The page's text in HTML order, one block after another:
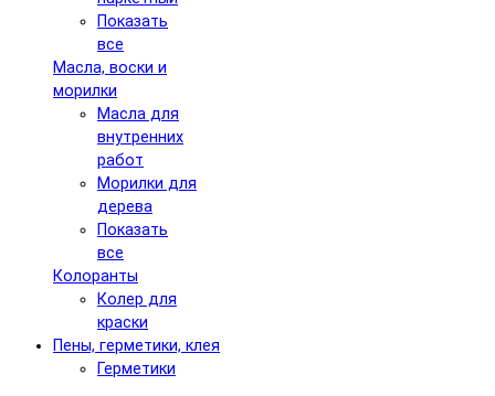
Показать
все
Масла, воски и
морилки
Масла для
внутренних
работ
Морилки для
дерева
Показать
все
Колоранты
Колер для
краски
Пены, герметики, клея
Герметики